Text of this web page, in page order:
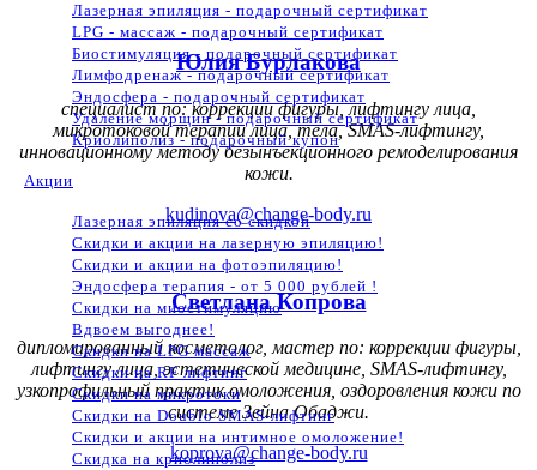
Лазерная эпиляция - подарочный сертификат
LPG - массаж - подарочный сертификат
Биостимуляция - подарочный сертификат
Лимфодренаж - подарочный сертификат
Эндосфера - подарочный сертификат
Удаление морщин - подарочный сертификат
Криолиполиз - подарочный купон
Акции
Лазерная эпиляция со скидкой
Скидки и акции на лазерную эпиляцию!
Скидки и акции на фотоэпиляцию!
Эндосфера терапия - от 5 000 рублей !
Скидки на миостимуляцию
Вдвоем выгоднее!
Скидки на LPG массаж
Скидки на RF лифтинг
Скидки на микротоки
Скидки на Doublo SMAS-лифтинг
Скидки и акции на интимное омоложение!
Скидка на криолиполиз
Юлия Бурлакова
специалист по: коррекции фигуры, лифтингу лица,
микротоковой терапии лица, тела, SMAS-лифтингу,
инновационному методу безынъекционного ремоделирования
кожи.
kudinova@change-body.ru
Светлана Копрова
дипломированный косметолог, мастер по: коррекции фигуры,
лифтингу лица, эстетической медицине, SMAS-лифтингу,
узкопрофильный практик омоложения, оздоровления кожи по
системе Зейна Обаджи.
koprova@change-body.ru